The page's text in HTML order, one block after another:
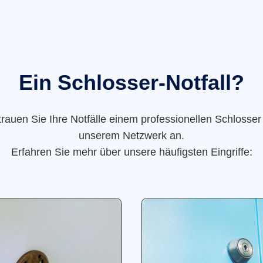
Ein Schlosser-Notfall?
Sie Ihre Notfälle einem professionellen
unserem Netzwerk an.
Erfahren Sie mehr über unsere häufigsten Eingriffe: